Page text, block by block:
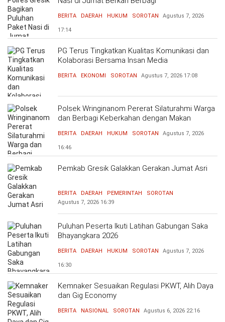
BERITA DAERAH HUKUM SOROTAN Agustus 7, 2026
17:14
PG Terus Tingkatkan Kualitas Komunikasi dan
Kolaborasi Bersama Insan Media
BERITA EKONOMI SOROTAN Agustus 7, 2026 17:08
Polsek Wringinanom Pererat Silaturahmi Warga
dan Berbagi Keberkahan dengan Makan
BERITA DAERAH HUKUM SOROTAN Agustus 7, 2026
16:46
Pemkab Gresik Galakkan Gerakan Jumat Asri
BERITA DAERAH PEMERINTAH
SOROTAN
Agustus 7, 2026 16:39
Puluhan Peserta Ikuti Latihan Gabungan Saka
Bhayangkara 2026
BERITA DAERAH HUKUM SOROTAN Agustus 7, 2026
16:30
Kemnaker Sesuaikan Regulasi PKWT, Alih Daya
dan Gig Economy
BERITA NASIONAL SOROTAN Agustus 6, 2026 22:16